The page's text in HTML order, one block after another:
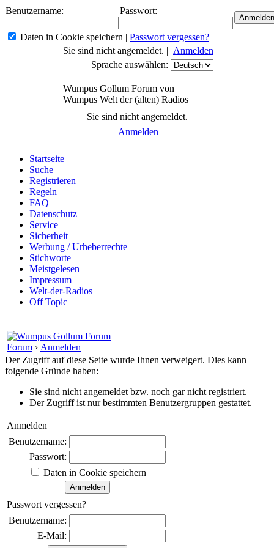
Benutzername: Passwort:
Daten in Cookie speichern | Passwort vergessen?
Sie sind nicht angemeldet. | Anmelden
Sprache auswählen:
Wumpus Gollum Forum von
Wumpus Welt der (alten) Radios
Sie sind nicht angemeldet.
Anmelden
Startseite
Suche
Registrieren
Regeln
FAQ
Datenschutz
Service
Sicherheit
Werbung / Urheberrechte
Stichworte
Meistgelesen
Impressum
Welt-der-Radios
Off Topic
Forum › Anmelden
Der Zugriff auf diese Seite wurde Ihnen verweigert. Dies kann
folgende Gründe haben:
Sie sind nicht angemeldet bzw. noch gar nicht registriert.
Der Zugriff ist nur bestimmten Benutzergruppen gestattet.
Anmelden
Benutzername:
Passwort:
Daten in Cookie speichern
Passwort vergessen?
Benutzername:
E-Mail: